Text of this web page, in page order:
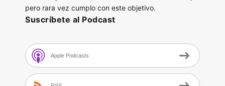
pero rara vez cumplo con este objetivo.
Suscríbete al Podcast
Apple Podcasts